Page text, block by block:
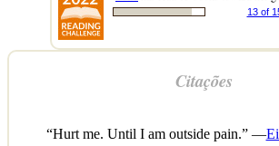
13 of
Citações
“Hurt me. Until I am outside pain.” —